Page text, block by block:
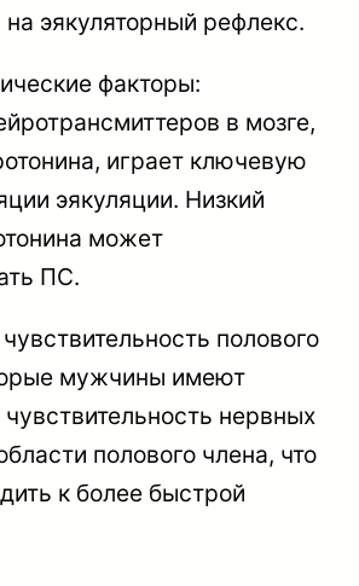
на эякуляторный рефлекс.
факторы:
в мозге,
играет ключевую
эякуляции. Низкий
может
ПС.
полового
мужчины имеют
нервных
полового члена, что
к более быстрой